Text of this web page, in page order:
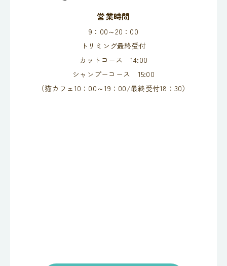
営業時間
9：00～20：00
トリミング最終受付
カットコース 14:00
シャンプーコース 15:00
（猫カフェ10：00～19：00/最終受付18：30）